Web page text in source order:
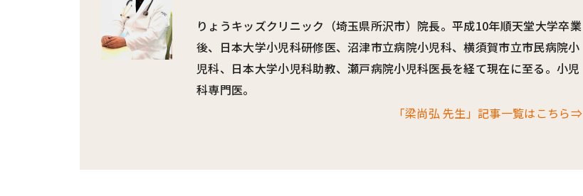
りょうキッズクリニック（埼玉県所沢市）院長。平成10年順天堂大学卒業
後、日本大学小児科研修医、沼津市立病院小児科、横須賀市立市民病院小
児科、日本大学小児科助教、瀬戸病院小児科医長を経て現在に至る。小児
科専門医。
「梁尚弘 先生」記事一覧はこちら⇒